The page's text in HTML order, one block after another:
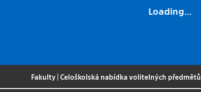
Loading...
Fakulty |Celoškolská nabídka volitelných předmětů